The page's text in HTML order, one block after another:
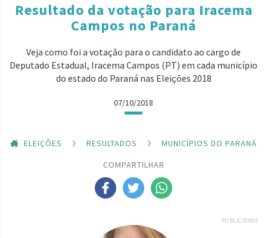
Resultado da votação para Iracema
Campos no Paraná
Veja como foi a votação para o candidato ao cargo de
Deputado Estadual, Iracema Campos (PT) em cada município
do estado do Paraná nas Eleições 2018
07/10/2018
ELEIÇÕES RESULTADOS
MUNICÍPIOS DO PARANÁ
COMPARTILHAR
PUBLICIDADE